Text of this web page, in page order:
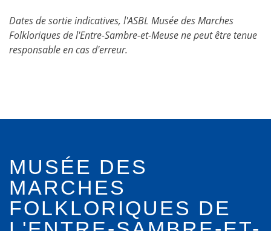
Dates de sortie indicatives, l'ASBL Musée des Marches
Folkloriques de l'Entre-Sambre-et-Meuse ne peut être tenue
responsable en cas d'erreur.
MUSÉE DES
MARCHES
FOLKLORIQUES DE